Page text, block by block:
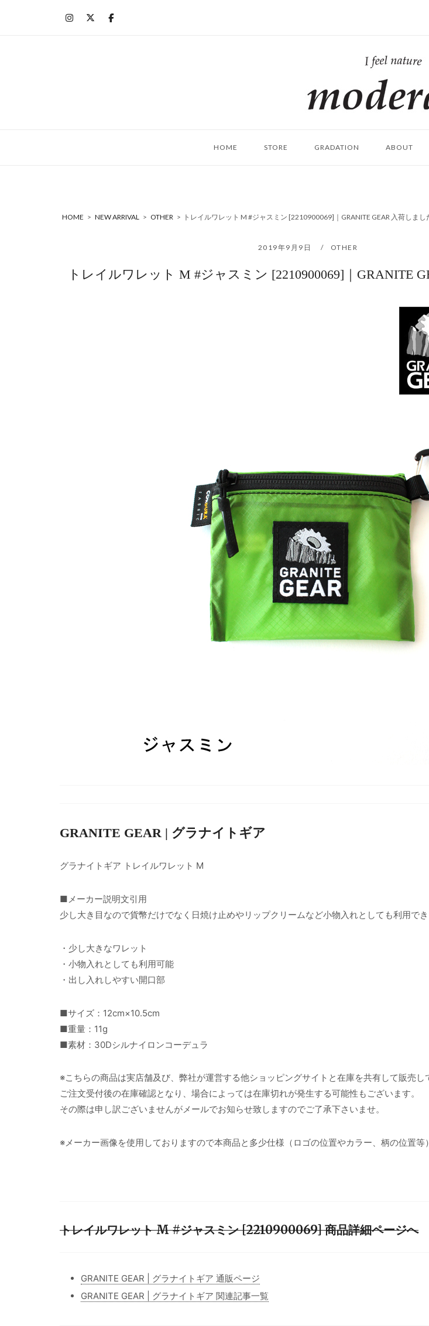
ム
HOME STORE GRADATION ABOUT
HOME > NEW ARRIVAL > OTHER > トレイルワレット M #ジャスミン [2210900069]｜GRANITE GEAR 入荷しまし
2019年9月9日 OTHER
トレイルワレット M #ジャスミン [2210900069]｜GRANITE
GRANITE GEAR | グラナイトギア
グラナイトギア トレイルワレット M
■メーカー説明文引用
少し大き目なので貨幣だけでなく日焼け止めやリップクリームなど小物入れとしても利用でき
・少し大きなワレット
・小物入れとしても利用可能
・出し入れしやすい開口部
■サイズ：12cm×10.5cm
■重量：11g
■素材：30Dシルナイロンコーデュラ
※こちらの商品は実店舗及び、弊社が運営する他ショッピングサイトと在庫を共有して販売し
ご注文受付後の在庫確認となり、場合によっては在庫切れが発生する可能性もございます。
その際は申し訳ございませんがメールでお知らせ致しますのでご了承下さいませ。
※メーカー画像を使用しておりますので本商品と多少仕様（ロゴの位置やカラー、柄の位置等
トレイルワレット M #ジャスミン [2210900069] 商品詳細ページへ
GRANITE GEAR | グラナイトギア 通販ページ
GRANITE GEAR | グラナイトギア 関連記事一覧